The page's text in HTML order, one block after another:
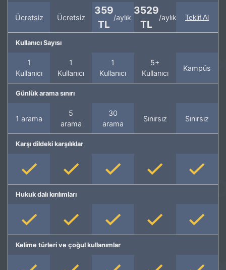
Ücretsiz Ücretsiz
359
TL
/aylık
3529
TL
/aylık Teklif Al
Kullanıcı Sayısı
1
Kullanıcı
1
Kullanıcı
1
Kullanıcı
5+
Kullanıcı
Kampüs
Günlük arama sınırı
1 arama
5
arama
30
arama
Sınırsız Sınırsız
Karşı dildeki karşılıklar
Hukuk dalı kırılımları
Kelime türleri ve çoğul kullanımlar